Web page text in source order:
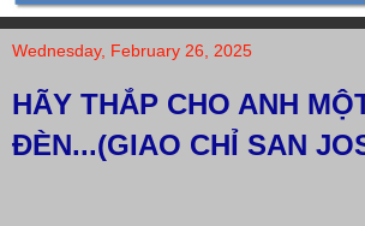
Wednesday, February 26, 2025
HÃY THẮP CHO ANH
ĐÈN...(GIAO CHỈ SAN